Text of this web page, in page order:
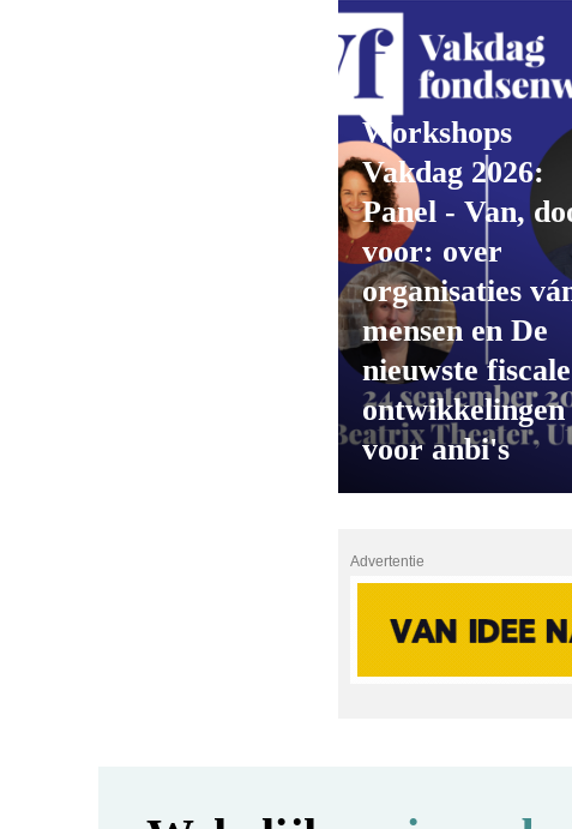
Workshops
Vakdag 2026:
Panel - Van,
voor: over
organisaties
mensen en De
nieuwste fiscale
ontwikkelingen
voor anbi's
Advertentie